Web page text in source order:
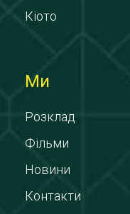
Кіото
Ми
Розклад
Фільми
Новини
Контакти